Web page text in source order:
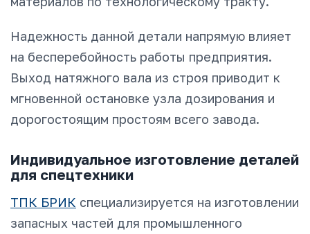
Надежность данной детали напрямую влияет
на бесперебойность работы предприятия.
Выход натяжного вала из строя приводит к
мгновенной остановке узла дозирования и
дорогостоящим простоям всего завода.
Индивидуальное изготовление деталей
для спецтехники
ТПК БРИК специализируется на изготовлении
запасных частей для промышленного